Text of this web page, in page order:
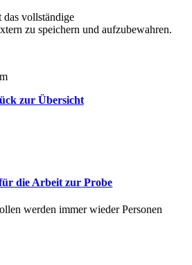
das vollständige
zu speichern und aufzubewahren.
zur Übersicht
die Arbeit zur Probe
werden immer wieder Personen